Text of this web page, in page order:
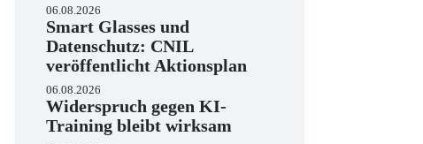
06.08.2026
Smart Glasses und
Datenschutz: CNIL
veröffentlicht Aktionsplan
06.08.2026
Widerspruch gegen KI-
Training bleibt wirksam